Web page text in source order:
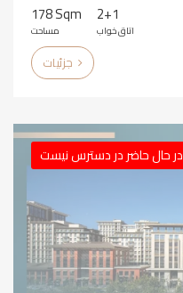
178 Sqm
مساحت
2+1
اتاق خواب
در حال حاضر در دسترس نیست